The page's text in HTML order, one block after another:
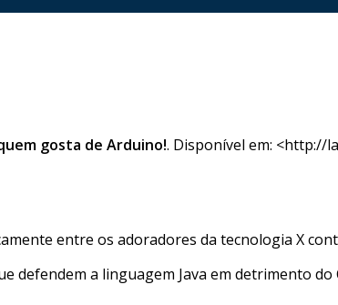
gosta de Arduino!. Disponível em: <http://
entre os adoradores da tecnologia X
defendem a linguagem Java em detrimento